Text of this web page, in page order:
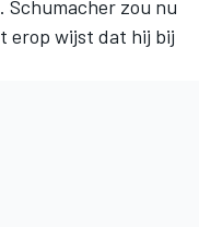
Schumacher zou nu
erop wijst dat hij bij